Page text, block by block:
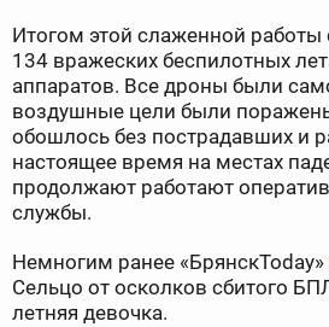
Итогом этой слаженной работы
134 вражеских беспилотных
аппаратов. Все дроны были
воздушные цели были
обошлось без пострадавших и
настоящее время на местах
продолжают работают
службы.
Немногим ранее «БрянскToday»
Сельцо от осколков сбитого
летняя девочка.